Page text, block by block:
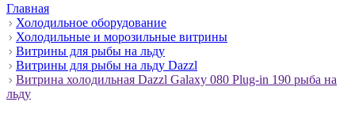
Главная
Холодильное оборудование
Холодильные и морозильные витрины
Витрины для рыбы на льду
Витрины для рыбы на льду Dazzl
Витрина холодильная Dazzl Galaxy 080 Plug-in 190 рыба на
льду